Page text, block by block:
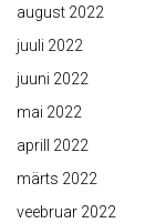
august 2022
juuli 2022
juuni 2022
mai 2022
aprill 2022
märts 2022
veebruar 2022